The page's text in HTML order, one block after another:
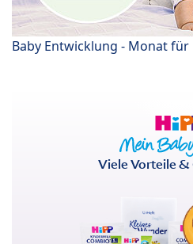
Baby Entwicklung - Monat
Viele Vorteile &